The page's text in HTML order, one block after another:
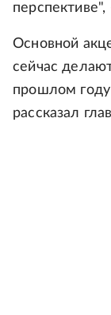
Основной
сейчас
прошлом
рассказал